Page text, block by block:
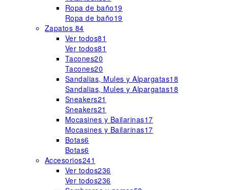
Ropa de baño19
Ropa de baño19
Zapatos 84
Ver todos81
Ver todos81
Tacones20
Tacones20
Sandalias, Mules y Alpargatas18
Sandalias, Mules y Alpargatas18
Sneakers21
Sneakers21
Mocasines y Bailarinas17
Mocasines y Bailarinas17
Botas6
Botas6
Accesorios241
Ver todos236
Ver todos236